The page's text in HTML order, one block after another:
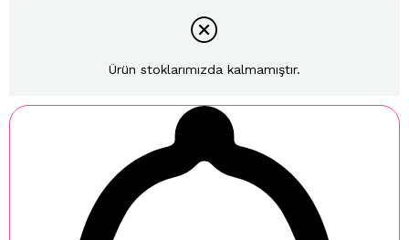
Ürün stoklarımızda kalmamıştır.